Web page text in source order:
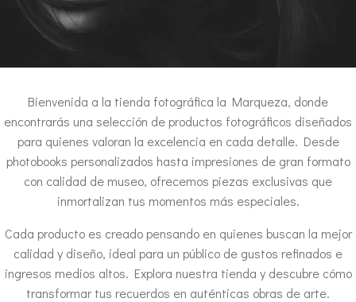
Bienvenida a la tienda fotográfica la Marqueza, donde
encontrarás una selección de productos fotográficos diseñados
para quienes valoran la excelencia en cada detalle. Desde
photobooks personalizados hasta impresiones de gran formato
con calidad de museo, ofrecemos piezas exclusivas que
inmortalizan tus momentos más especiales.
Cada producto es creado pensando en quienes buscan la mejor
calidad y diseño, ideal para un público de gustos refinados e
ingresos medios altos. Explora nuestra tienda y descubre cómo
transformar tus recuerdos en auténticas obras de arte.